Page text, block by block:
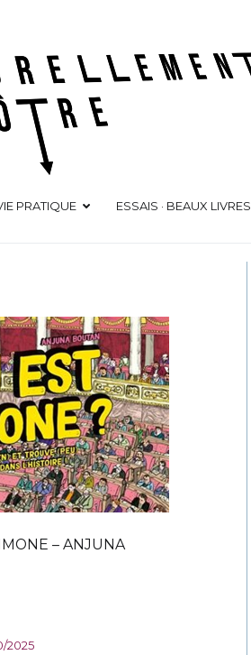
PRATIQUE ESSAIS · BEAUX LIVRES
– ANJUNA
2025